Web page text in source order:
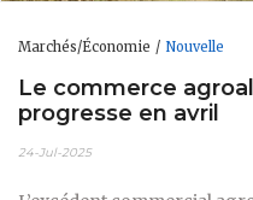
Marchés/Économie Nouvelle
Le commerce
progresse en avril
24-Jul-2025